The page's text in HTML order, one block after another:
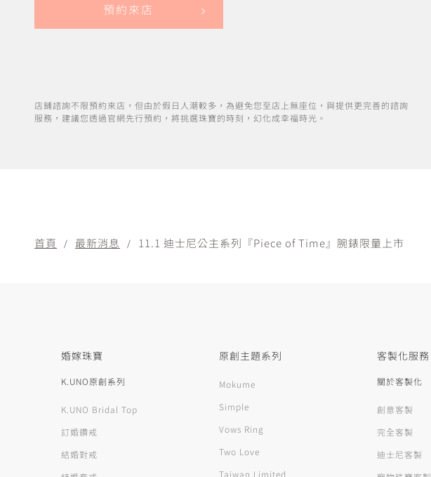
預約來店
店鋪諮詢不限預約來店，但由於假日人潮較多，為避免您至店上無座位，與提供更完善的諮詢
服務，建議您透過官網先行預約，將挑選珠寶的時刻，幻化成幸福時光。
首頁 最新消息 11.1 迪士尼公主系列『Piece of Time』腕錶限量上市
婚嫁珠寶
K.UNO原創系列
K.UNO Bridal Top
訂婚鑽戒
結婚對戒
原創主題系列
Mokume
Simple
Vows Ring
Two Love
Taiwan Limited
客製化服務
關於客製化
創意客製
完全客製
迪士尼客製